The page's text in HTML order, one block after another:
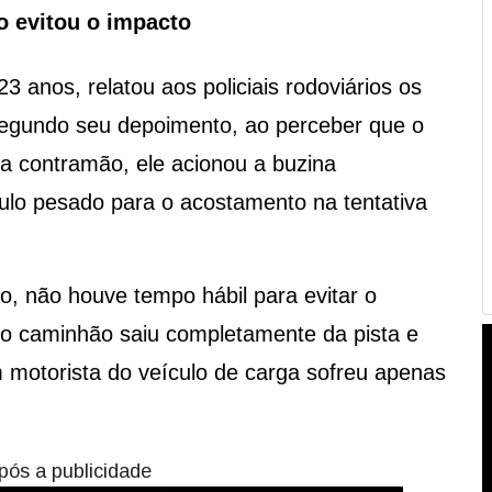
evitou o impacto
anos, relatou aos policiais rodoviários os
seu depoimento, ao perceber que o
contramão, ele acionou a buzina
pesado para o acostamento na tentativa
não houve tempo hábil para evitar o
caminhão saiu completamente da pista e
do veículo de carga sofreu apenas
a publicidade